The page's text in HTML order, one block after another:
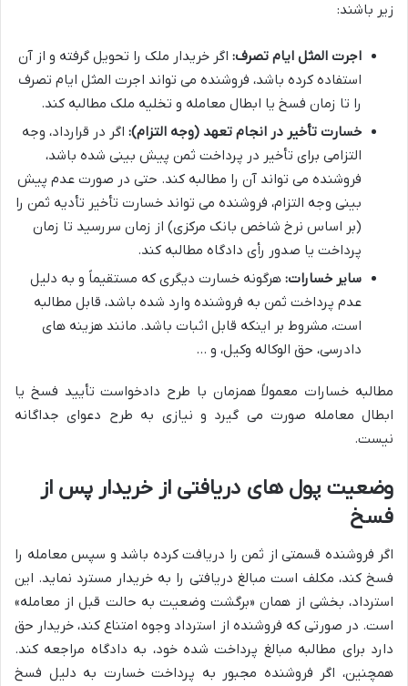
زیر باشند:
اجرت المثل ایام تصرف: اگر خریدار ملک را تحویل گرفته و از آن
استفاده کرده باشد، فروشنده می تواند اجرت المثل ایام تصرف
را تا زمان فسخ یا ابطال معامله و تخلیه ملک مطالبه کند.
خسارت تأخیر در انجام تعهد (وجه التزام): اگر در قرارداد، وجه
التزامی برای تأخیر در پرداخت ثمن پیش بینی شده باشد،
فروشنده می تواند آن را مطالبه کند. حتی در صورت عدم پیش
بینی وجه التزام، فروشنده می تواند خسارت تأخیر تأدیه ثمن را
(بر اساس نرخ شاخص بانک مرکزی) از زمان سررسید تا زمان
پرداخت یا صدور رأی دادگاه مطالبه کند.
سایر خسارات: هرگونه خسارت دیگری که مستقیماً و به دلیل
عدم پرداخت ثمن به فروشنده وارد شده باشد، قابل مطالبه
است، مشروط بر اینکه قابل اثبات باشد. مانند هزینه های
دادرسی، حق الوکاله وکیل، و …
مطالبه خسارات معمولاً همزمان با طرح دادخواست تأیید فسخ یا
ابطال معامله صورت می گیرد و نیازی به طرح دعوای جداگانه
نیست.
وضعیت پول های دریافتی از خریدار پس از
فسخ
اگر فروشنده قسمتی از ثمن را دریافت کرده باشد و سپس معامله را
فسخ کند، مکلف است مبالغ دریافتی را به خریدار مسترد نماید. این
استرداد، بخشی از همان «برگشت وضعیت به حالت قبل از معامله»
است. در صورتی که فروشنده از استرداد وجوه امتناع کند، خریدار حق
دارد برای مطالبه مبالغ پرداخت شده خود، به دادگاه مراجعه کند.
همچنین، اگر فروشنده مجبور به پرداخت خسارت به دلیل فسخ